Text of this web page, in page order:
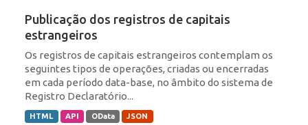
Publicação dos registros de capitais
estrangeiros
Os registros de capitais estrangeiros contemplam os
seguintes tipos de operações, criadas ou encerradas
em cada período data-base, no âmbito do sistema de
Registro Declaratório...
HTML API OData JSON